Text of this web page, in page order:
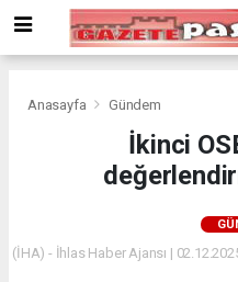
Bonusu
Veren
deneme
siteler
Anasayfa Gündem
İkinci
(İHA) - İhlas Haber Ajansı |